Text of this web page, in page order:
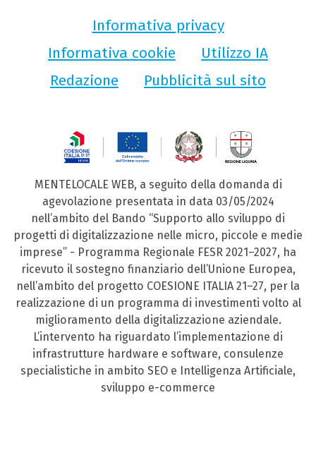
Informativa privacy
Informativa cookie
Utilizzo IA
Redazione
Pubblicità sul sito
MENTELOCALE WEB, a seguito della domanda di
agevolazione presentata in data 03/05/2024
nell’ambito del Bando “Supporto allo sviluppo di
progetti di digitalizzazione nelle micro, piccole e medie
imprese” - Programma Regionale FESR 2021–2027, ha
ricevuto il sostegno finanziario dell’Unione Europea,
nell’ambito del progetto COESIONE ITALIA 21–27, per la
realizzazione di un programma di investimenti volto al
miglioramento della digitalizzazione aziendale.
L’intervento ha riguardato l’implementazione di
infrastrutture hardware e software, consulenze
specialistiche in ambito SEO e Intelligenza Artificiale,
sviluppo e-commerce